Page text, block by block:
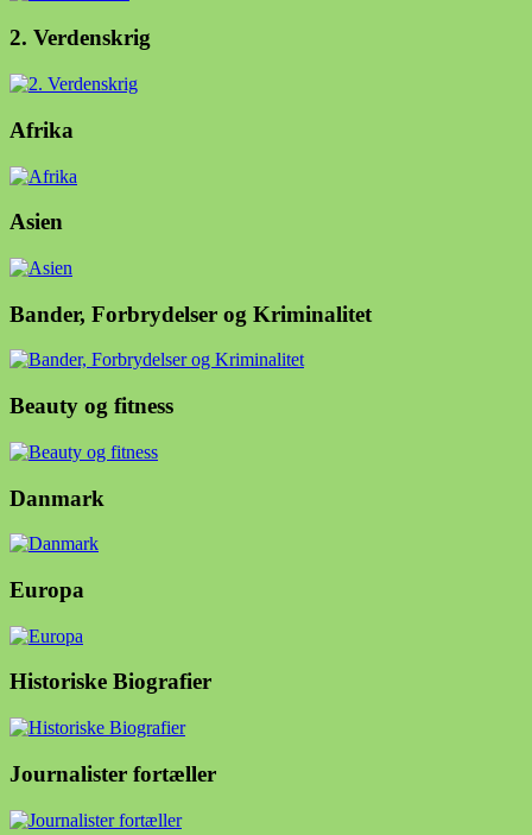
2. Verdenskrig
Afrika
Asien
Bander, Forbrydelser og Kriminalitet
Beauty og fitness
Danmark
Europa
Historiske Biografier
Journalister fortæller